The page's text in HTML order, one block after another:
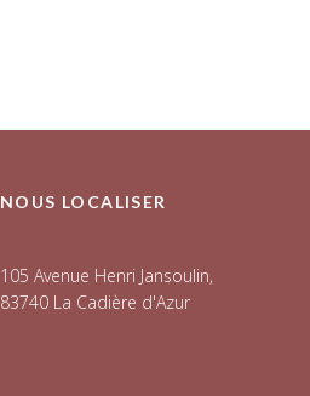
NOUS LOCALISER
105 Avenue Henri Jansoulin,
83740 La Cadière d'Azur